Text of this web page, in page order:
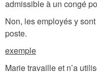
admissible à un congé
Non, les employés y
poste.
exemple
Marie travaille et n’a